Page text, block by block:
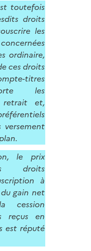
toutefois
droits
les
ordinaire,
ces droits
titres
les
retrait et,
versement
le prix
droits
à
gain net
cession
reçus en
est réputé